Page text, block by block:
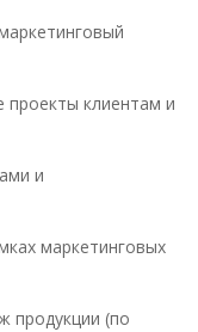
проекты клиентам и
и
маркетинговых
продукции (по